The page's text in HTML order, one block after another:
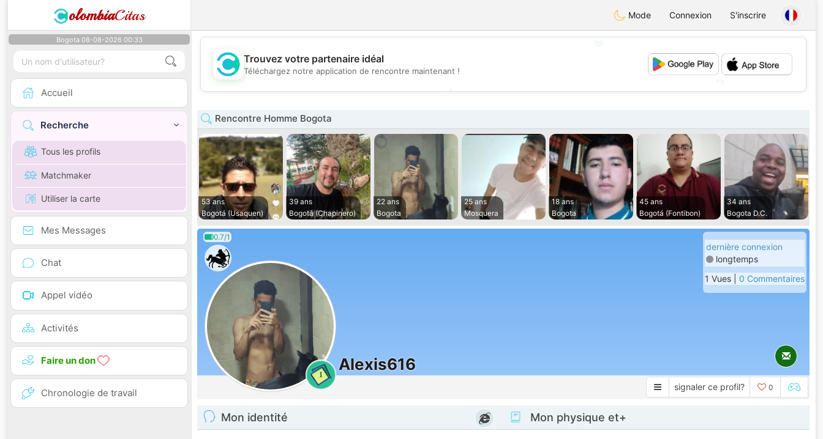
olombiaCitas Mode Connexion S'inscrire
Bogota 08-08-2026 00:33
Accueil
Recherche
Tous les profils
Matchmaker
Utiliser la carte
Mes Messages
Chat
Appel vidéo
Activités
Faire un don
Chronologie de travail
💖
💕
Trouvez votre partenaire idéal
Téléchargez notre application de rencontre maintenant !
Rencontre Homme Bogota
53 ans
Bogotá (Usaquen)
39 ans
Bogotá (Chapinero)
22 ans
Bogota
25 ans
Mosquera
18 ans
Bogota
45 ans
Bogotá (Fontibon)
34 ans
Bogota D.C.
0.7/1
1
Alexis616
dernière connexion
longtemps
1 Vues | 0 Commentaires
signaler ce profil? 0
Mon identité Mon physique et+